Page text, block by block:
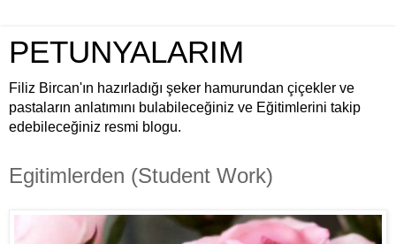
PETUNYALARIM
Filiz Bircan'ın hazırladığı şeker hamurundan çiçekler ve
pastaların anlatımını bulabileceğiniz ve Eğitimlerini takip
edebileceğiniz resmi blogu.
Egitimlerden (Student Work)